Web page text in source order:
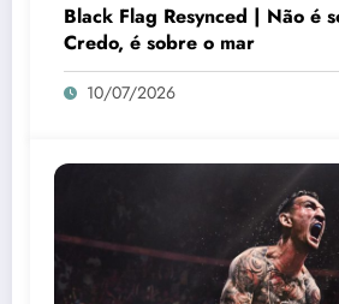
Black Flag Resynced | Não é
Credo, é sobre o mar
10/07/2026